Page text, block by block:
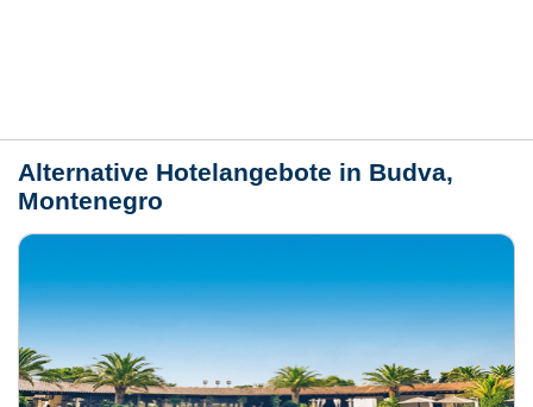
Alternative Hotelangebote in Budva,
Montenegro